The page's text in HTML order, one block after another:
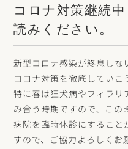
コロナ対策継続
読みください。
新型コロナ感染が終息しな
コロナ対策を徹底していこ
特に春は狂犬病やフィラ
み合う時期ですので、この
病院を臨時休診にすること
すので、ご協力よろしくお